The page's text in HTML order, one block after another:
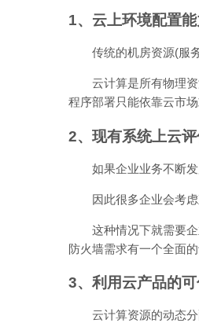
1、云上环境配置能
传统的机房资源(服务
云计算是所有物理资
程序部署只能依靠云市
2、现有系统上云
如果企业业务不断发
因此很多企业会考虑
这种情况下就需要企
防火墙需求有一个全面
3、利用云产品的
云计算资源的动态分